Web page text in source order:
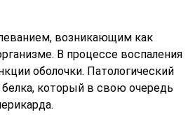
возникающим как
В процессе воспаления
оболочки. Патологический
который в свою очередь